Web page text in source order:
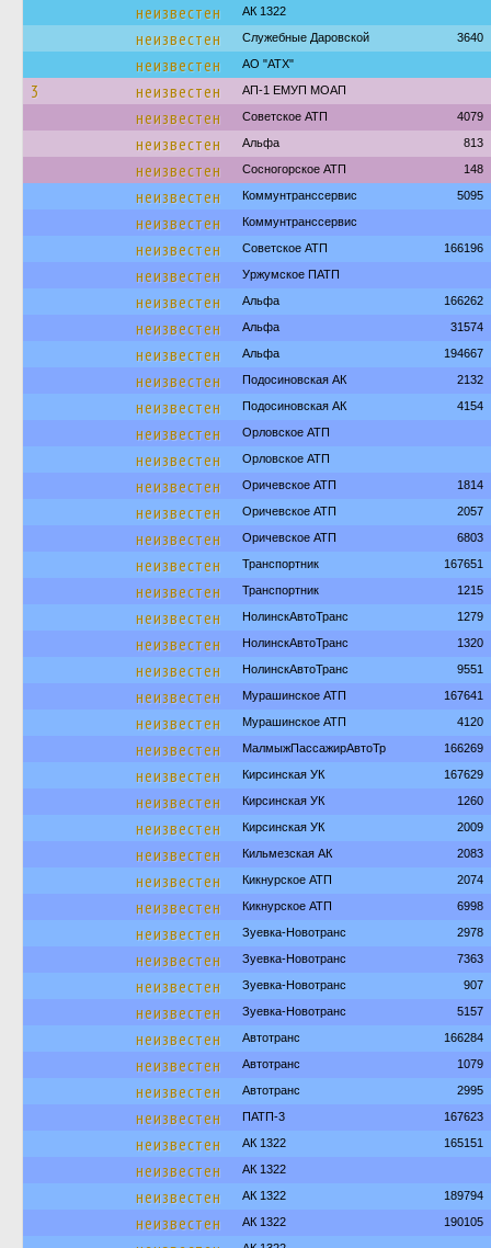
неизвестен АК 1322
неизвестен Служебные Даровской 3640
неизвестен АО "АТХ"
3 неизвестен АП-1 ЕМУП МОАП
неизвестен Советское АТП 4079
неизвестен Альфа 813
неизвестен Сосногорское АТП 148
неизвестен Коммунтранссервис 5095
неизвестен Коммунтранссервис
неизвестен Советское АТП 166196
неизвестен Уржумское ПАТП
неизвестен Альфа 166262
неизвестен Альфа 31574
неизвестен Альфа 194667
неизвестен Подосиновская АК 2132
неизвестен Подосиновская АК 4154
неизвестен Орловское АТП
неизвестен Орловское АТП
неизвестен Оричевское АТП 1814
неизвестен Оричевское АТП 2057
неизвестен Оричевское АТП 6803
неизвестен Транспортник 167651
неизвестен Транспортник 1215
неизвестен НолинскАвтоТранс 1279
неизвестен НолинскАвтоТранс 1320
неизвестен НолинскАвтоТранс 9551
неизвестен Мурашинское АТП 167641
неизвестен Мурашинское АТП 4120
неизвестен МалмыжПассажирАвтоТр 166269
неизвестен Кирсинская УК 167629
неизвестен Кирсинская УК 1260
неизвестен Кирсинская УК 2009
неизвестен Кильмезская АК 2083
неизвестен Кикнурское АТП 2074
неизвестен Кикнурское АТП 6998
неизвестен Зуевка-Новотранс 2978
неизвестен Зуевка-Новотранс 7363
неизвестен Зуевка-Новотранс 907
неизвестен Зуевка-Новотранс 5157
неизвестен Автотранс 166284
неизвестен Автотранс 1079
неизвестен Автотранс 2995
неизвестен ПАТП-3 167623
неизвестен АК 1322 165151
неизвестен АК 1322
неизвестен АК 1322 189794
неизвестен АК 1322 190105